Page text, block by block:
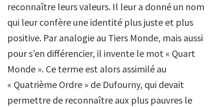
reconnaître leurs valeurs. Il leur a donné un nom
qui leur confère une identité plus juste et plus
positive. Par analogie au Tiers Monde, mais aussi
pour s’en différencier, il invente le mot « Quart
Monde ». Ce terme est alors assimilé au
« Quatrième Ordre » de Dufourny, qui devait
permettre de reconnaître aux plus pauvres le